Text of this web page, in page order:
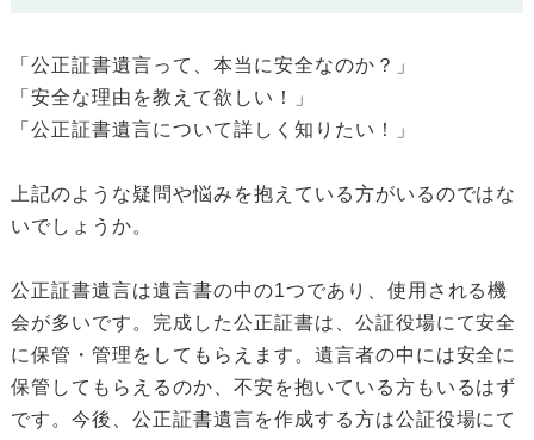
「公正証書遺言って、本当に安全なのか？」
「安全な理由を教えて欲しい！」
「公正証書遺言について詳しく知りたい！」
上記のような疑問や悩みを抱えている方がいるのではな
いでしょうか。
公正証書遺言は遺言書の中の1つであり、使用される機
会が多いです。完成した公正証書は、公証役場にて安全
に保管・管理をしてもらえます。遺言者の中には安全に
保管してもらえるのか、不安を抱いている方もいるはず
です。今後、公正証書遺言を作成する方は公証役場にて